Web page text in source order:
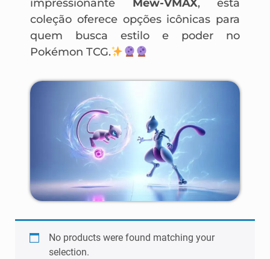
impressionante Mew-VMAX, esta
coleção oferece opções icônicas para
quem busca estilo e poder no
Pokémon TCG.
No products were found matching your
selection.